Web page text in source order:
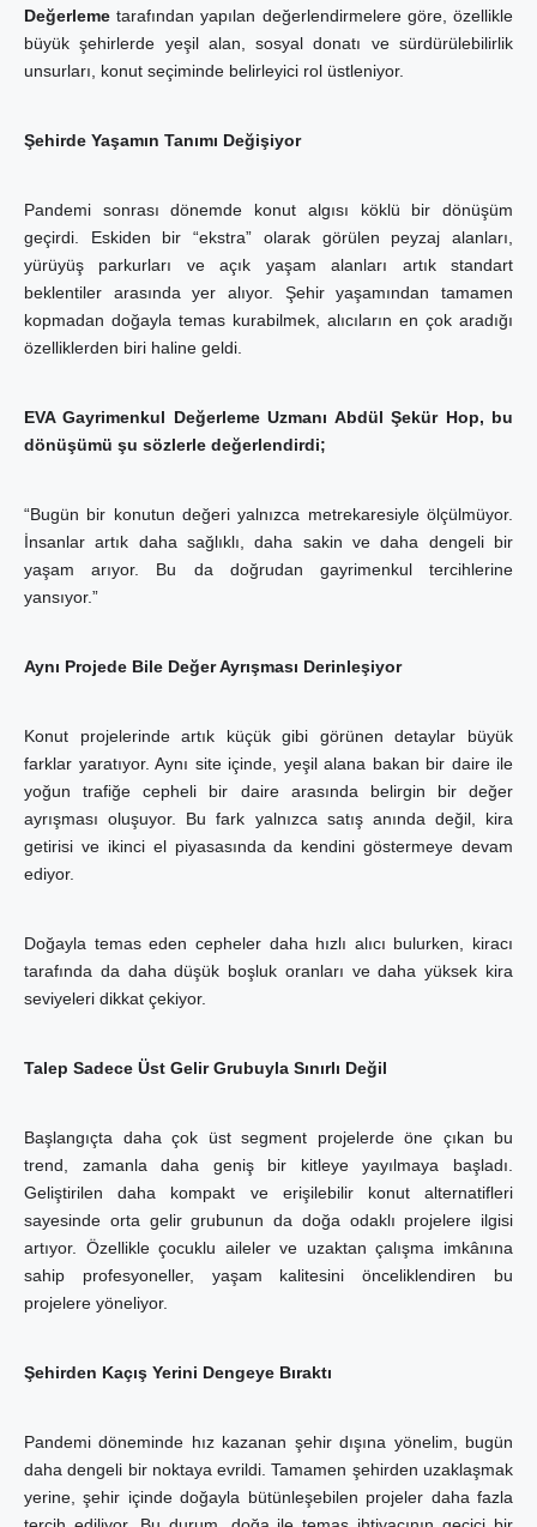
Değerleme tarafından yapılan değerlendirmelere göre, özellikle
büyük şehirlerde yeşil alan, sosyal donatı ve sürdürülebilirlik
unsurları, konut seçiminde belirleyici rol üstleniyor.
Şehirde Yaşamın Tanımı Değişiyor
Pandemi sonrası dönemde konut algısı köklü bir dönüşüm
geçirdi. Eskiden bir “ekstra” olarak görülen peyzaj alanları,
yürüyüş parkurları ve açık yaşam alanları artık standart
beklentiler arasında yer alıyor. Şehir yaşamından tamamen
kopmadan doğayla temas kurabilmek, alıcıların en çok aradığı
özelliklerden biri haline geldi.
EVA Gayrimenkul Değerleme Uzmanı Abdül Şekür Hop, bu
dönüşümü şu sözlerle değerlendirdi;
“Bugün bir konutun değeri yalnızca metrekaresiyle ölçülmüyor.
İnsanlar artık daha sağlıklı, daha sakin ve daha dengeli bir
yaşam arıyor. Bu da doğrudan gayrimenkul tercihlerine
yansıyor.”
Aynı Projede Bile Değer Ayrışması Derinleşiyor
Konut projelerinde artık küçük gibi görünen detaylar büyük
farklar yaratıyor. Aynı site içinde, yeşil alana bakan bir daire ile
yoğun trafiğe cepheli bir daire arasında belirgin bir değer
ayrışması oluşuyor. Bu fark yalnızca satış anında değil, kira
getirisi ve ikinci el piyasasında da kendini göstermeye devam
ediyor.
Doğayla temas eden cepheler daha hızlı alıcı bulurken, kiracı
tarafında da daha düşük boşluk oranları ve daha yüksek kira
seviyeleri dikkat çekiyor.
Talep Sadece Üst Gelir Grubuyla Sınırlı Değil
Başlangıçta daha çok üst segment projelerde öne çıkan bu
trend, zamanla daha geniş bir kitleye yayılmaya başladı.
Geliştirilen daha kompakt ve erişilebilir konut alternatifleri
sayesinde orta gelir grubunun da doğa odaklı projelere ilgisi
artıyor. Özellikle çocuklu aileler ve uzaktan çalışma imkânına
sahip profesyoneller, yaşam kalitesini önceliklendiren bu
projelere yöneliyor.
Şehirden Kaçış Yerini Dengeye Bıraktı
Pandemi döneminde hız kazanan şehir dışına yönelim, bugün
daha dengeli bir noktaya evrildi. Tamamen şehirden uzaklaşmak
yerine, şehir içinde doğayla bütünleşebilen projeler daha fazla